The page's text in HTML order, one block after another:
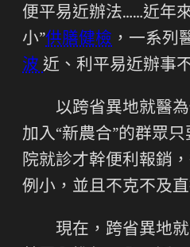
便平易近辦法……近年
小”供膳健檢 ，一系列
波 近、利平易近辦事
以跨省異地就醫
加入“新農合”的群眾
院就診才幹便利報銷
例小，並且不克不及直
現在，跨省異地